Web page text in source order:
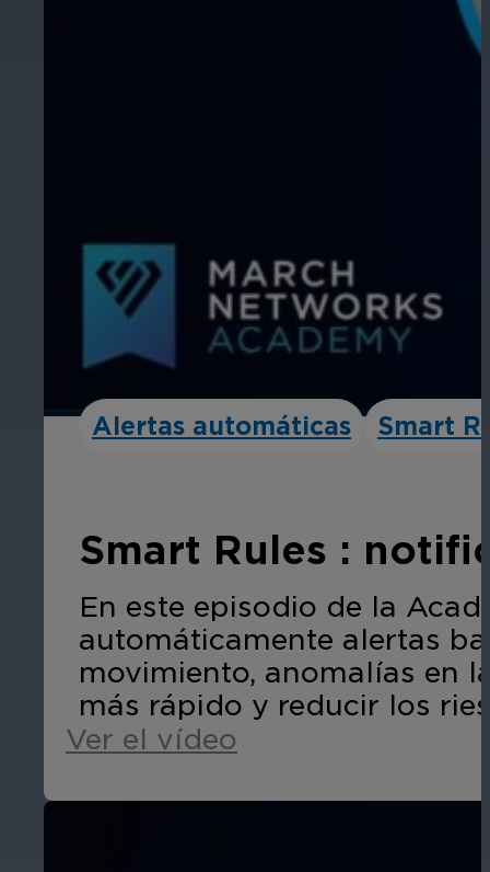
Alertas automáticas Smart
Smart Rules :
En este episodio de la
automáticamente alertas
movimiento, anomalías en
más rápido y reducir los
Ver el vídeo